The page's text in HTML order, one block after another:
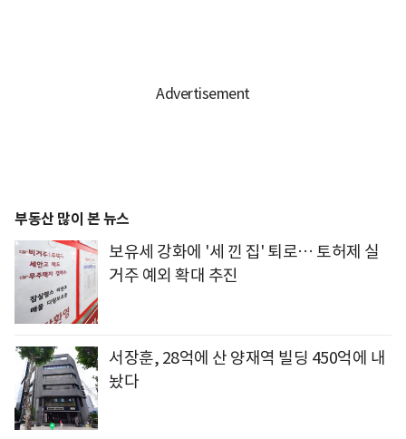
부동산 많이 본 뉴스
보유세 강화에 '세 낀 집' 퇴로… 토허제 실
거주 예외 확대 추진
서장훈, 28억에 산 양재역 빌딩 450억에 내
놨다